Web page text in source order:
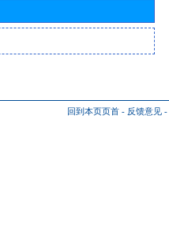
回到本页页首 - 反馈意见 -